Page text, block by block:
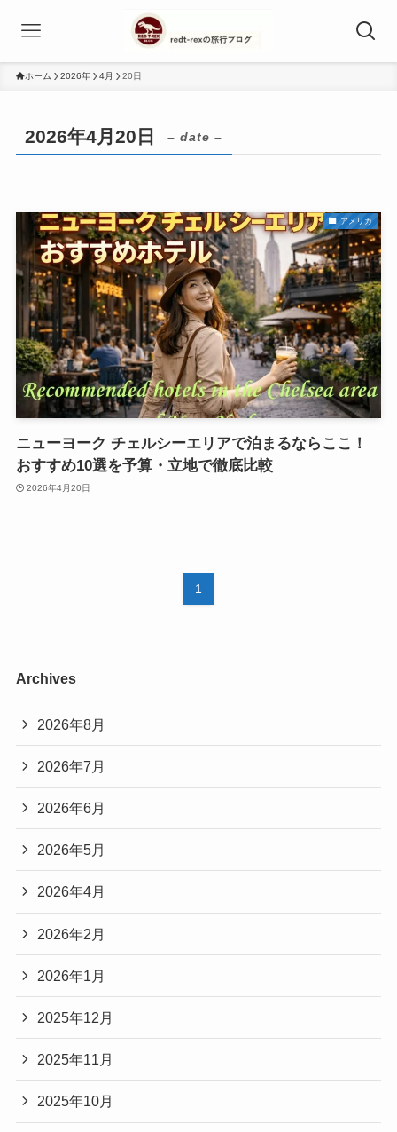
ホーム 2026年 4月 20日
2026年4月20日 – date –
アメリカ
ニューヨーク チェルシーエリアで泊まるならここ！
おすすめ10選を予算・立地で徹底比較
2026年4月20日
1
Archives
2026年8月
2026年7月
2026年6月
2026年5月
2026年4月
2026年2月
2026年1月
2025年12月
2025年11月
2025年10月